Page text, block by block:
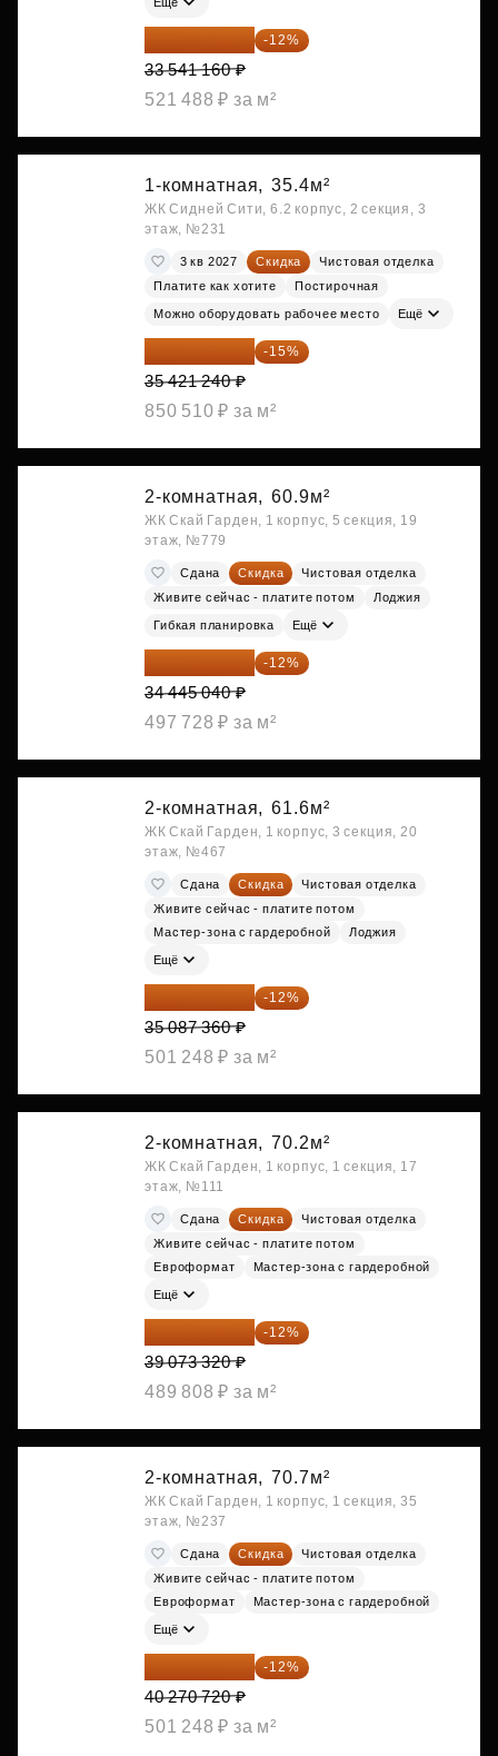
29 516 221 ₽ -12%
33 541 160 ₽
521 488 ₽ за м²
1-комнатная, 35.4м²
ЖК Сидней Сити, 6.2 корпус, 2 секция, 3
этаж, №231
3 кв 2027 Скидка
Чистовая отделка
Платите как хотите
Постирочная
Можно оборудовать рабочее место Ещё
30 108 054 ₽ -15%
35 421 240 ₽
850 510 ₽ за м²
2-комнатная, 60.9м²
ЖК Скай Гарден, 1 корпус, 5 секция, 19
этаж, №779
Сдана Скидка
Чистовая отделка
Живите сейчас - платите потом
Лоджия
Гибкая планировка Ещё
30 311 635 ₽ -12%
34 445 040 ₽
497 728 ₽ за м²
2-комнатная, 61.6м²
ЖК Скай Гарден, 1 корпус, 3 секция, 20
этаж, №467
Сдана Скидка
Чистовая отделка
Живите сейчас - платите потом
Мастер-зона с гардеробной
Лоджия
Ещё
30 876 877 ₽ -12%
35 087 360 ₽
501 248 ₽ за м²
2-комнатная, 70.2м²
ЖК Скай Гарден, 1 корпус, 1 секция, 17
этаж, №111
Сдана Скидка
Чистовая отделка
Живите сейчас - платите потом
Евроформат
Мастер-зона с гардеробной
Ещё
34 384 522 ₽ -12%
39 073 320 ₽
489 808 ₽ за м²
2-комнатная, 70.7м²
ЖК Скай Гарден, 1 корпус, 1 секция, 35
этаж, №237
Сдана Скидка
Чистовая отделка
Живите сейчас - платите потом
Евроформат
Мастер-зона с гардеробной
Ещё
35 438 234 ₽ -12%
40 270 720 ₽
501 248 ₽ за м²